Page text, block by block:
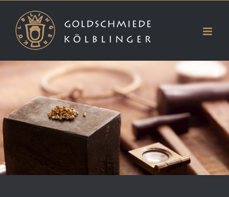
content